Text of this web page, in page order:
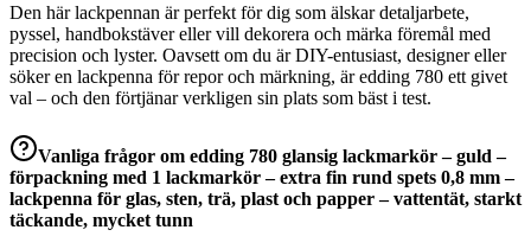
Den här lackpennan är perfekt för dig som älskar detaljarbete,
pyssel, handbokstäver eller vill dekorera och märka föremål med
precision och lyster. Oavsett om du är DIY-entusiast, designer eller
söker en lackpenna för repor och märkning, är edding 780 ett givet
val – och den förtjänar verkligen sin plats som bäst i test.
Vanliga frågor om edding 780 glansig lackmarkör – guld –
förpackning med 1 lackmarkör – extra fin rund spets 0,8 mm –
lackpenna för glas, sten, trä, plast och papper – vattentät, starkt
täckande, mycket tunn